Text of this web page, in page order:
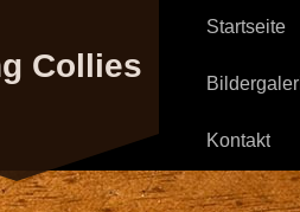
Startseite
Kontakt
Collies